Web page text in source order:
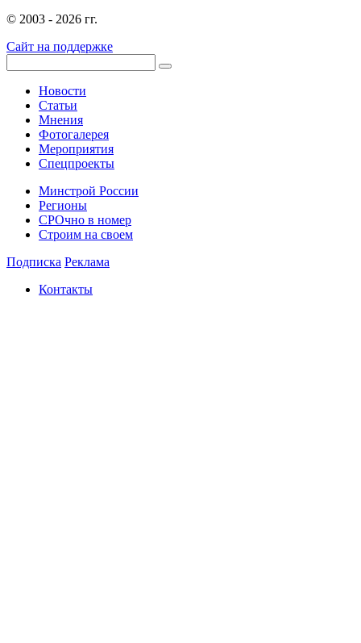
© 2003 - 2026 гг.
Сайт на поддержке
Новости
Статьи
Мнения
Фотогалерея
Мероприятия
Спецпроекты
Минстрой России
Регионы
СРОчно в номер
Строим на своем
Подписка Реклама
Контакты